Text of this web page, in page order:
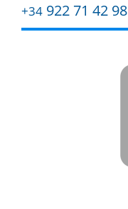
+34 922 71 42 98